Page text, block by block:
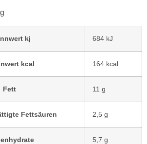
kj 684 kJ
kcal 164 kcal
Fett 11 g
Fettsäuren 2,5 g
5,7 g